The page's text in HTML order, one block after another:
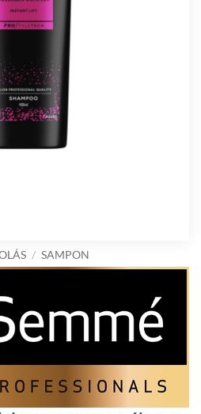
/ SAMPON